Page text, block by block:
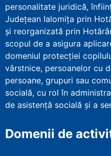
personalitate juridică,
Județean Ialomița prin
şi reorganizată prin
scopul de a asigura
domeniul protecţiei
vârstnice, persoanelor cu
persoane, grupuri sau
socială, cu rol în
de asistenţă socială şi a
Domenii de